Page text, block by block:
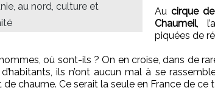
au nord, culture et
Aucirque
Chaumeil,
piquées de
où sont-ils ? On en croise, dans de
ils n’ont aucun mal à se
chaume. Ce serait la seule en France de ce